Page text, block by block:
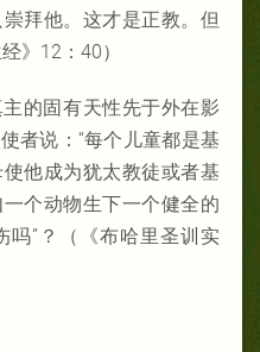
拜他。这才是正教。但
》12：40）
的固有天性先于外在影
者说：“每个儿童都是基
他成为犹太教徒或者基
个动物生下一个健全的
”？（《布哈里圣训实